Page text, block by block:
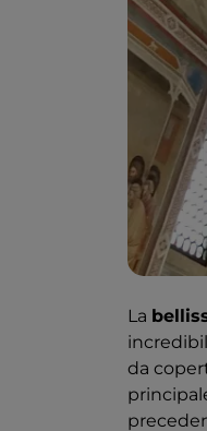
La
da